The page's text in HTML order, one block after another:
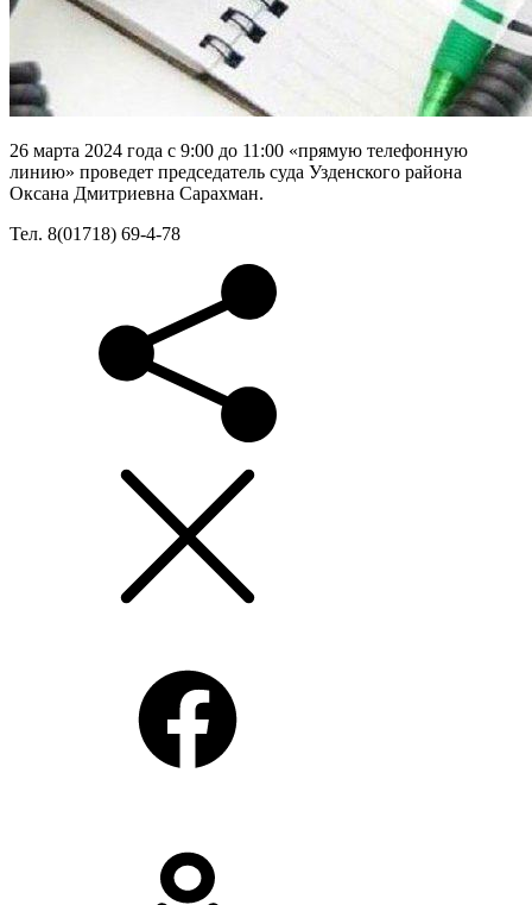
26 марта 2024 года с 9:00 до 11:00 «прямую телефонную
линию» проведет председатель суда Узденского района
Оксана Дмитриевна Сарахман.
Тел. 8(01718) 69-4-78